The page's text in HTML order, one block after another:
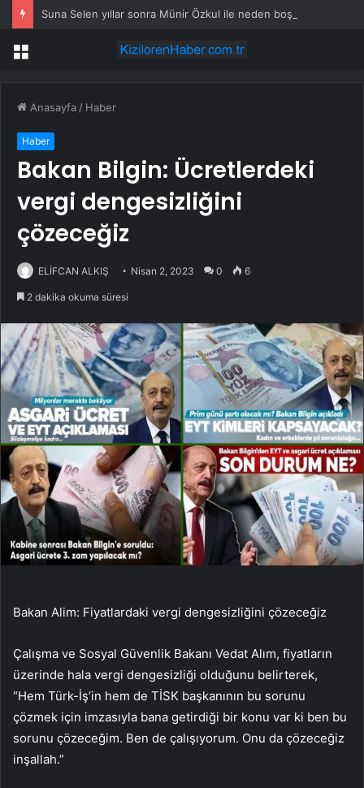
Menü
Anasayfa / Haber
Haber
Bakan Bilgin: Ücretlerdeki
vergi dengesizliğini
çözeceğiz
ELİFCAN ALKIŞ Nisan 2, 2023 0 6
2 dakika okuma süresi
Bakan Alim: Fiyatlardaki vergi dengesizliğini çözeceğiz
Çalışma ve Sosyal Güvenlik Bakanı Vedat Alım, fiyatların
üzerinde hala vergi dengesizliği olduğunu belirterek,
“Hem Türk-İş’in hem de TİSK başkanının bu sorunu
çözmek için imzasıyla bana getirdiği bir konu var ki ben bu
sorunu çözeceğim. Ben de çalışıyorum. Onu da çözeceğiz
inşallah.”